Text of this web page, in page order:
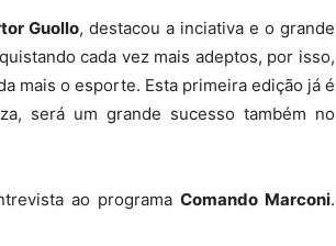
Guollo, destacou a inciativa e o grande
cada vez mais adeptos, por isso,
mais o esporte. Esta primeira edição já é
será um grande sucesso também no
ao programa Comando Marconi.